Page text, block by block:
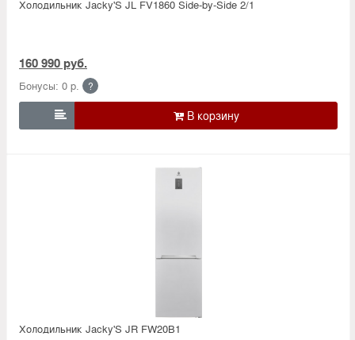
Холодильник Jacky'S JL FV1860 Side-by-Side 2/1
160 990 руб.
Бонусы: 0 р. ?

Холодильник Jacky'S JR FW20B1